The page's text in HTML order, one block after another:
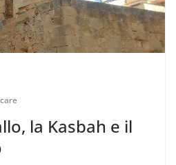
la Kasbah e il